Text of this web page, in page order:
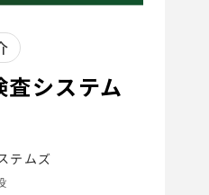
システム
テムズ